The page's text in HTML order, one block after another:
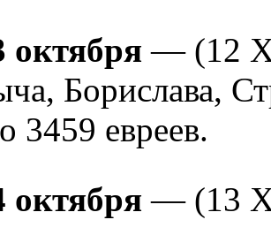
октября — (12
Борислава,
3459 евреев.
октября — (13